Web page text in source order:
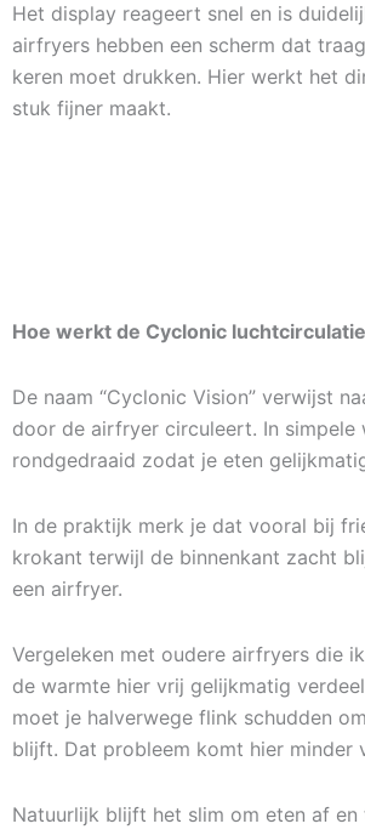
Het display reageert snel en is
airfryers hebben een scherm dat
keren moet drukken. Hier werkt het
stuk fijner maakt.
Hoe werkt de Cyclonic
De naam “Cyclonic Vision” verwijst
door de airfryer circuleert. In
rondgedraaid zodat je eten
In de praktijk merk je dat vooral bij
krokant terwijl de binnenkant zacht
een airfryer.
Vergeleken met oudere airfryers die
de warmte hier vrij gelijkmatig
moet je halverwege flink schudden
blijft. Dat probleem komt hier minder
Natuurlijk blijft het slim om eten af